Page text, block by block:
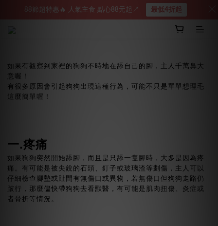
如果有觀察到家裡的狗狗不時地在舔自己的腳，主人千萬鼻大
意喔！
有很多原因會引起狗狗出現這種行為，可能不只是單單想理毛
這麼簡單喔！
一.疼痛
如果狗狗突然開始舔腳，而且是只舔一隻腳時，大多是因為疼
痛。有可能是被尖銳的石頭、釘子或玻璃渣等劃傷，主人可以
仔細檢查腳墊或趾間有無傷口或異物，若無傷口但狗狗走路仍
跛行，那麼儘快帶狗狗去看獸醫，有可能是肌肉扭傷、炎症或
者骨折等情況。
88節超特惠🔥 人氣主食 點心88元起↗︎ 最低4折起